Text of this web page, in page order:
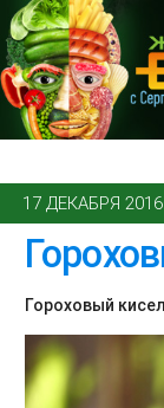
17 ДЕКАБРЯ 2016
Гороховый